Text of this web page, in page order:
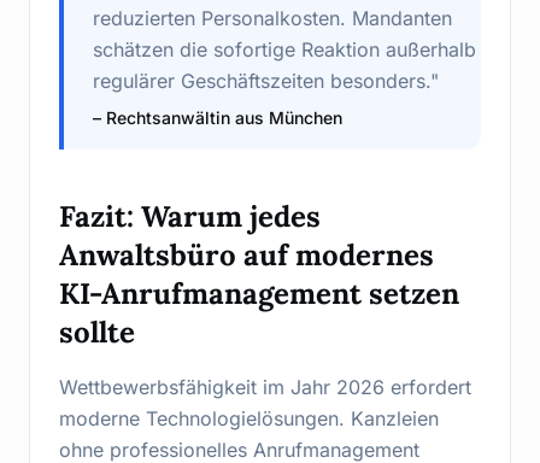
reduzierten Personalkosten. Mandanten
schätzen die sofortige Reaktion außerhalb
regulärer Geschäftszeiten besonders."
– Rechtsanwältin aus München
Fazit: Warum jedes
Anwaltsbüro auf modernes
KI-Anrufmanagement setzen
sollte
Wettbewerbsfähigkeit im Jahr 2026 erfordert
moderne Technologielösungen. Kanzleien
ohne professionelles Anrufmanagement